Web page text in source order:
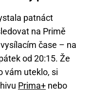
patnáct
na Primě
čase – na
od 20:15. Že
vám uteklo, si
Prima+ nebo